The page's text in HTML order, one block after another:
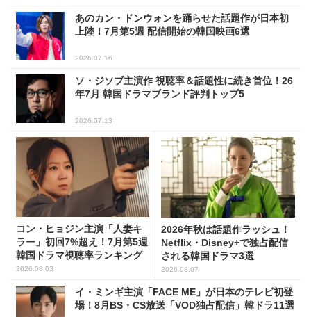
あのカン・ドンウォンを踊らせた話題作が日本初
上陸！7月第5週 配信開始の韓国映画6選
2026.07.16
ソ・ジソブ主演作 視聴率＆話題性に続き首位！26
年7月 韓国ドラマブランド評判トップ5
2026.07.13
コン・ヒョジン主演「人妻キ
ラー」初回7%超え！7月第5週
韓国ドラマ視聴率ランキング
2026.08.03
2026年秋は話題作ラッシュ！
Netflix・Disney+で独占配信
される韓国ドラマ3選
2026.08.07
イ・ミンギ主演「FACE ME」が日本のテレビ初登
場！8月BS・CS放送「VOD独占配信」韓ドラ11選